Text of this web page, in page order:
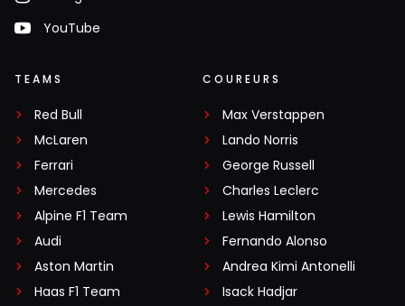
YouTube
TEAMS
Red Bull
McLaren
Ferrari
Mercedes
Alpine F1 Team
Audi
Aston Martin
Haas F1 Team
COUREURS
Max Verstappen
Lando Norris
George Russell
Charles Leclerc
Lewis Hamilton
Fernando Alonso
Andrea Kimi Antonelli
Isack Hadjar